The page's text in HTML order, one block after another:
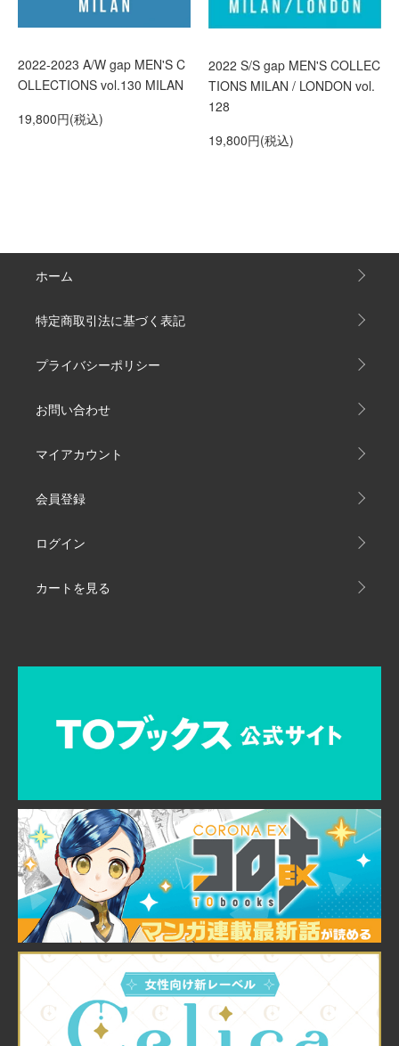
2022-2023 A/W gap MEN'S C
OLLECTIONS vol.130 MILAN
19,800円(税込)
2022 S/S gap MEN'S COLLEC
TIONS MILAN / LONDON vol.
128
19,800円(税込)
ホーム
特定商取引法に基づく表記
プライバシーポリシー
お問い合わせ
マイアカウント
会員登録
ログイン
カートを見る